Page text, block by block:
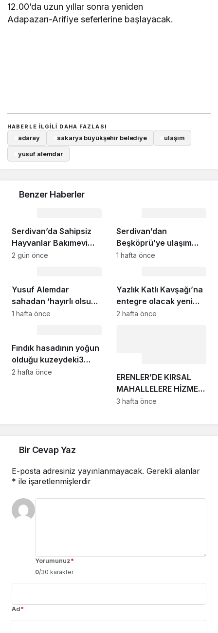
12.00’da uzun yıllar sonra yeniden
Adapazarı-Arifiye seferlerine başlayacak.
HABERLE ILGILI DAHA FAZLASI
adaray #sakarya büyükşehir belediye ulaşım
yusuf alemdar
Benzer Haberler
Serdivan’da Sahipsiz
Hayvanlar Bakımevi
Yolunda Asfalt
2 gün önce
Serdivan’dan
Beşköprü’ye ulaşım
kısalıyor; Başkan
sürücü Serdivan’dan
direkt ulaşabilecek”
1 hafta önce
Yusuf Alemdar
sahadan ‘hayırlı olsun’
diyerek paylaştı:
güzergâh açıldı
1 hafta önce
Yazlık Katlı Kavşağı’na
entegre olacak yeni
ulaşım aksında yoğun
2 hafta önce
Fındık hasadının yoğun
olduğu kuzeydeki3
güzergah sezon
2 hafta önce
ERENLER’DE KIRSAL
MAHALLELERE HİZMET
SEFERBERLİĞİ
3 hafta önce
Bir Cevap Yaz
E-posta adresiniz yayınlanmayacak. Gerekli alanlar
* ile işaretlenmişlerdir
Yorumunuz*
0/30 karakter
Ad*